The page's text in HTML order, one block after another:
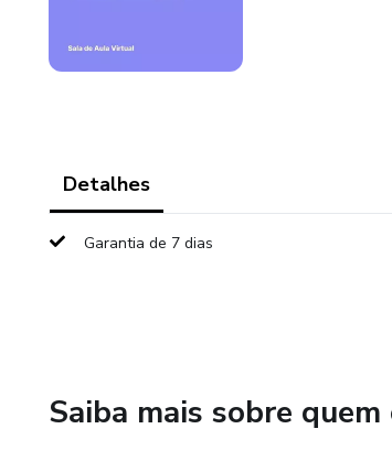
Detalhes
Garantia de 7 dias
Saiba mais sobre